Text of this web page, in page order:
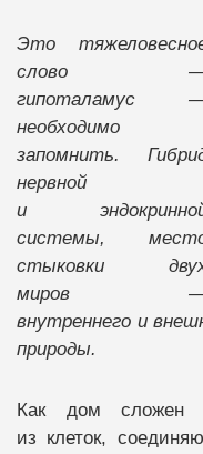
Это
слово
гипоталамус
необходимо
запомнить.
нервной
и
системы,
стыковки
миров
внутреннего и
природы.
Как дом сложен
из клеток,